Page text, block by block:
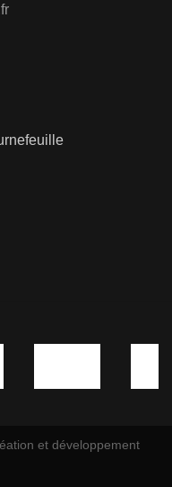
et développement